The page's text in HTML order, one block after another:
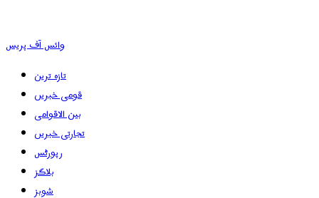
وائس آف پریس
تازہ ترین
قومی خبریں
بین الاقوامی
تجارتی خبریں
رپورٹس
بلاگز
شوبز